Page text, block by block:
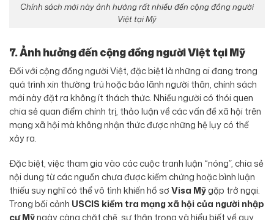
Chính sách mới này ảnh hướng rất nhiều đến cộng đồng người
Việt tại Mỹ
7. Ảnh hưởng đến cộng đồng người Việt tại Mỹ
Đối với cộng đồng người Việt, đặc biệt là những ai đang trong
quá trình xin thường trú hoặc bảo lãnh người thân, chính sách
mới này đặt ra không ít thách thức. Nhiều người có thói quen
chia sẻ quan điểm chính trị, thảo luận về các vấn đề xã hội trên
mạng xã hội mà không nhận thức được những hệ lụy có thể
xảy ra.
Đặc biệt, việc tham gia vào các cuộc tranh luận “nóng”, chia sẻ
nội dung từ các nguồn chưa được kiểm chứng hoặc bình luận
thiếu suy nghĩ có thể vô tình khiến hồ sơVisa Mỹgặp trở ngại.
Trong bối cảnh USCIS kiểm tra mạng xã hội của người nhập
cư Mỹngày càng chặt chẽ, sự thận trọng và hiểu biết về quy